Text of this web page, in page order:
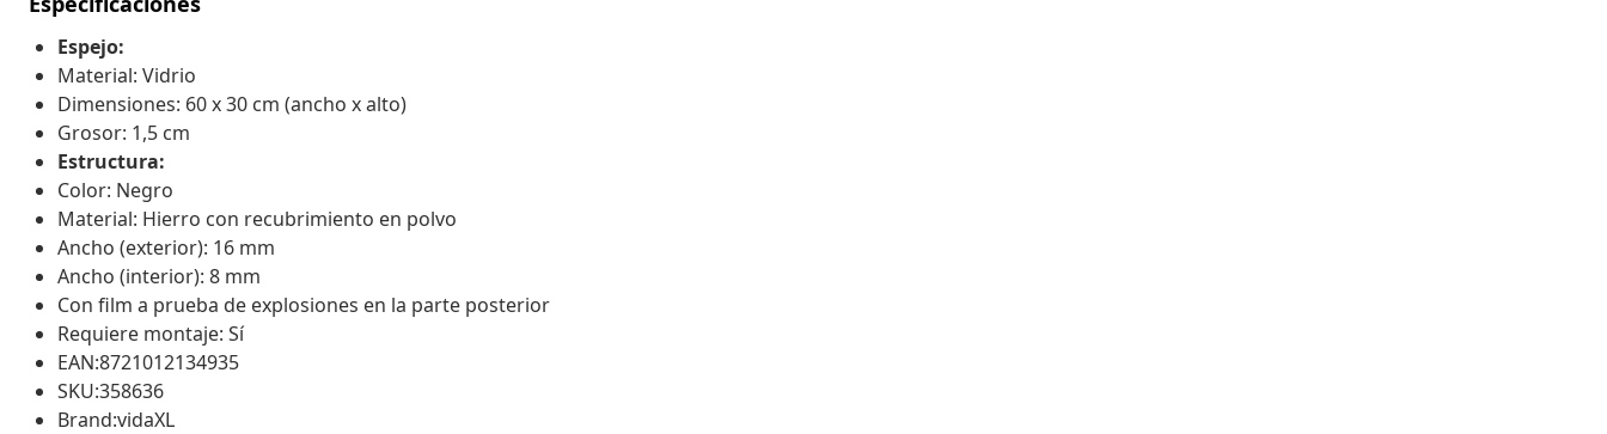
Espejo:
Material: Vidrio
Dimensiones: 60 x 30 cm (ancho x alto)
Grosor: 1,5 cm
Estructura:
Color: Negro
Material: Hierro con recubrimiento en polvo
Ancho (exterior): 16 mm
Ancho (interior): 8 mm
Con film a prueba de explosiones en la parte posterior
Requiere montaje: Sí
EAN:8721012134935
SKU:358636
Brand:vidaXL